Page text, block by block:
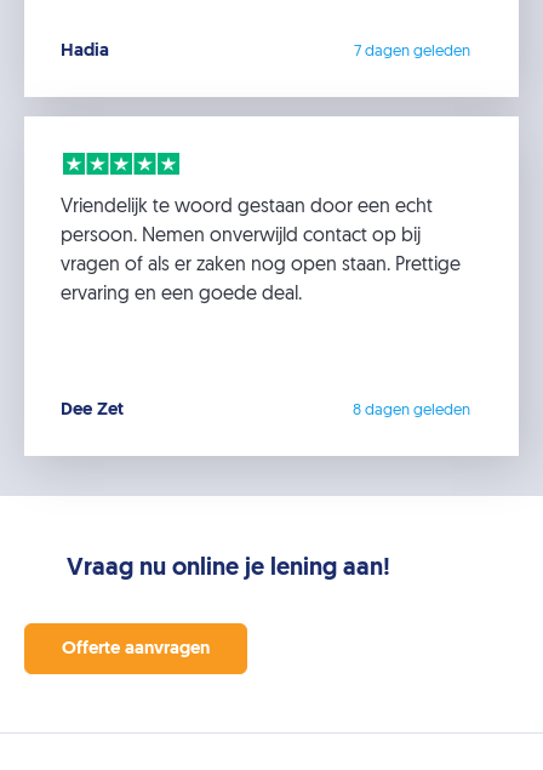
Hadia 7 dagen geleden
Vriendelijk te woord gestaan door een echt
persoon. Nemen onverwijld contact op bij
vragen of als er zaken nog open staan. Prettige
ervaring en een goede deal.
Dee Zet 8 dagen geleden
Vraag nu online je lening aan!
Offerte aanvragen